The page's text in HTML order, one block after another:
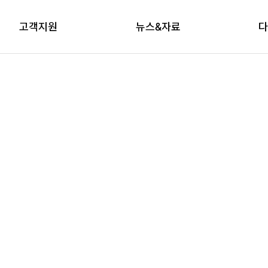
고객지원 뉴스&자료